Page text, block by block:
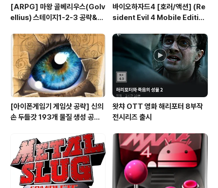
[ARPG] 마왕 골베리우스(Golv
ellius) 스테이지1-2-3 공략&맵
바이오하자드4 [호러/액션] (Re
sident Evil 4 Mobile Editio
[아이폰게임기 게임샷 공략] 신의
손 두들갓 193개 물질 생성 공략
왓챠 OTT 영화 해리포터 8부작
전시리즈 출시